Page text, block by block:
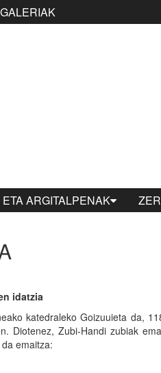
ARGITALPENAK
idatzia
katedraleko Goizuuieta da,
Diotenez, Zubi-Handi zubiak
emaitza: